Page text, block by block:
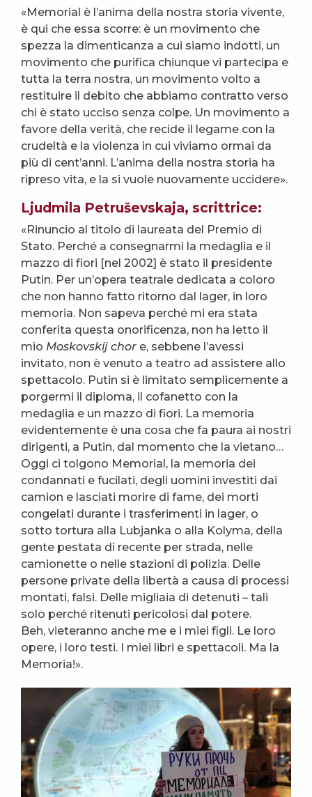
«Memorial è l’anima della nostra storia vivente,
è qui che essa scorre: è un movimento che
spezza la dimenticanza a cui siamo indotti, un
movimento che purifica chiunque vi partecipa e
tutta la terra nostra, un movimento volto a
restituire il debito che abbiamo contratto verso
chi è stato ucciso senza colpe. Un movimento a
favore della verità, che recide il legame con la
crudeltà e la violenza in cui viviamo ormai da
più di cent’anni. L’anima della nostra storia ha
ripreso vita, e la si vuole nuovamente uccidere».
Ljudmila Petruševskaja, scrittrice:
«Rinuncio al titolo di laureata del Premio di
Stato. Perché a consegnarmi la medaglia e il
mazzo di fiori [nel 2002] è stato il presidente
Putin. Per un’opera teatrale dedicata a coloro
che non hanno fatto ritorno dal lager, in loro
memoria. Non sapeva perché mi era stata
conferita questa onorificenza, non ha letto il
mio Moskovskij chor e, sebbene l’avessi
invitato, non è venuto a teatro ad assistere allo
spettacolo. Putin si è limitato semplicemente a
porgermi il diploma, il cofanetto con la
medaglia e un mazzo di fiori. La memoria
evidentemente è una cosa che fa paura ai nostri
dirigenti, a Putin, dal momento che la vietano…
Oggi ci tolgono Memorial, la memoria dei
condannati e fucilati, degli uomini investiti dai
camion e lasciati morire di fame, dei morti
congelati durante i trasferimenti in lager, o
sotto tortura alla Lubjanka o alla Kolyma, della
gente pestata di recente per strada, nelle
camionette o nelle stazioni di polizia. Delle
persone private della libertà a causa di processi
montati, falsi. Delle migliaia di detenuti – tali
solo perché ritenuti pericolosi dal potere.
Beh, vieteranno anche me e i miei figli. Le loro
opere, i loro testi. I miei libri e spettacoli. Ma la
Memoria!».